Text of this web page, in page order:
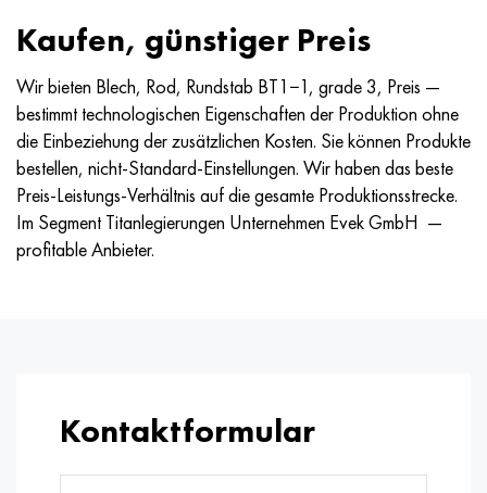
Kaufen, günstiger Preis
Wir bieten Blech, Rod, Rundstab BT1−1, grade 3, Preis —
bestimmt technologischen Eigenschaften der Produktion ohne
die Einbeziehung der zusätzlichen Kosten. Sie können Produkte
bestellen, nicht-Standard-Einstellungen. Wir haben das beste
Preis-Leistungs-Verhältnis auf die gesamte Produktionsstrecke.
Im Segment Titanlegierungen Unternehmen Evek GmbH —
profitable Anbieter.
Kontaktformular